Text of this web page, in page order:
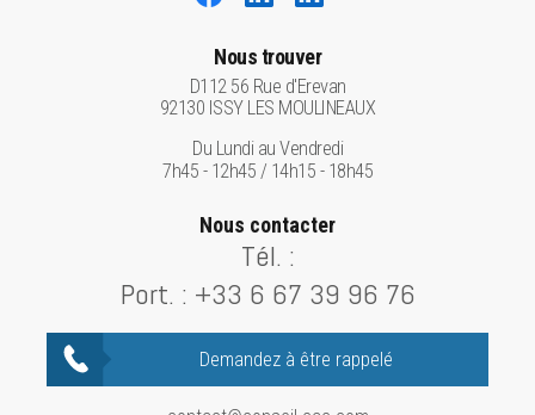
Nous trouver
D112 56 Rue d'Erevan
92130 ISSY LES MOULINEAUX
Du Lundi au Vendredi
7h45 - 12h45 / 14h15 - 18h45
Nous contacter
Tél. :
Port. : +33 6 67 39 96 76
Demandez à être rappelé